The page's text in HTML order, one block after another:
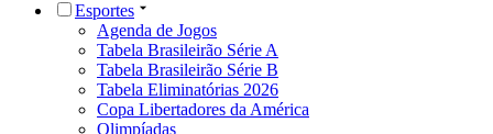
Esportes
Agenda de Jogos
Tabela Brasileirão Série A
Tabela Brasileirão Série B
Tabela Eliminatórias 2026
Copa Libertadores da América
Olimpíadas